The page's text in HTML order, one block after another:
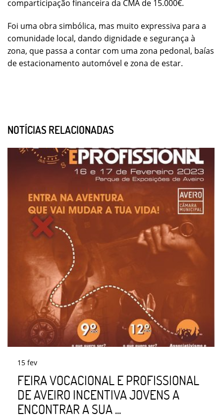
comparticipação financeira da CMA de 15.000€.
Foi uma obra simbólica, mas muito expressiva para a
comunidade local, dando dignidade e segurança à
zona, que passa a contar com uma zona pedonal, baías
de estacionamento automóvel e zona de estar.
NOTÍCIAS RELACIONADAS
15 fev
FEIRA VOCACIONAL E PROFISSIONAL
DE AVEIRO INCENTIVA JOVENS A
ENCONTRAR A SUA ...